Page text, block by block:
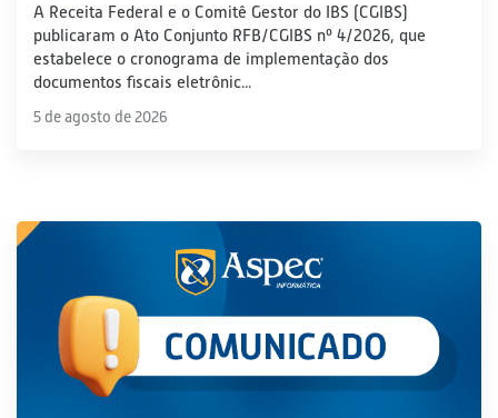
A Receita Federal e o Comitê Gestor do IBS (CGIBS)
publicaram o Ato Conjunto RFB/CGIBS nº 4/2026, que
estabelece o cronograma de implementação dos
documentos fiscais eletrônic...
5 de agosto de 2026